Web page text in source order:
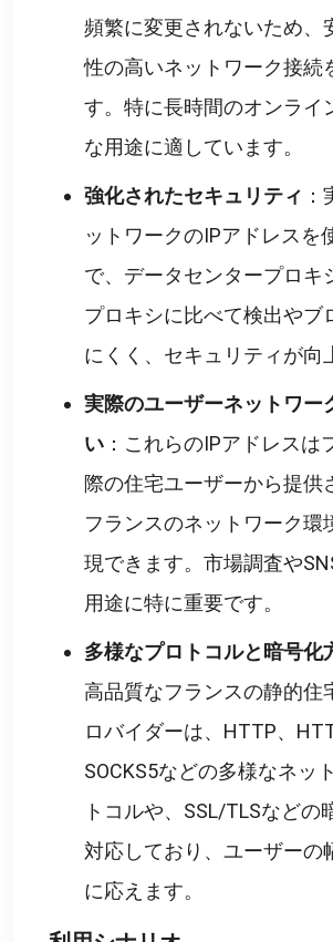
頻繁に変更されないため、
性の高いネットワーク接続
す。特に長時間のオンライ
な用途に適しています。
強化されたセキュリティ
ットワークのIPアドレスを
で、データセンタープロキ
プロキシに比べて検出やブ
にくく、セキュリティが向
実際のユーザーネットワー
い ：これらのIPアドレスは
際の住宅ユーザーから提供
フランスのネットワーク環
現できます。市場調査や
用途に特に重要です。
多様なプロトコルと暗号化
高品質なフランスの静的住
ロバイダーは、HTTP、
SOCKS5などの多様なネッ
トコルや、SSL/TLSなどの
対応しており、ユーザーの
に応えます。